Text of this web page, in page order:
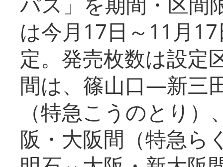
は今月17日～11月
定。発売枚数は設定
間は、篠山口―新三
（特急こうのとり
阪・大阪間（特急